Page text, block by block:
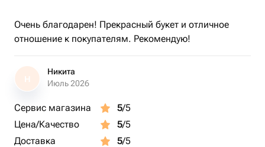
Очень благодарен! Прекрасный букет и отличное
отношение к покупателям. Рекомендую!
Н
Никита
Июль 2026
Сервис магазина 5/5
Цена/Качество
5/5
Доставка
5/5